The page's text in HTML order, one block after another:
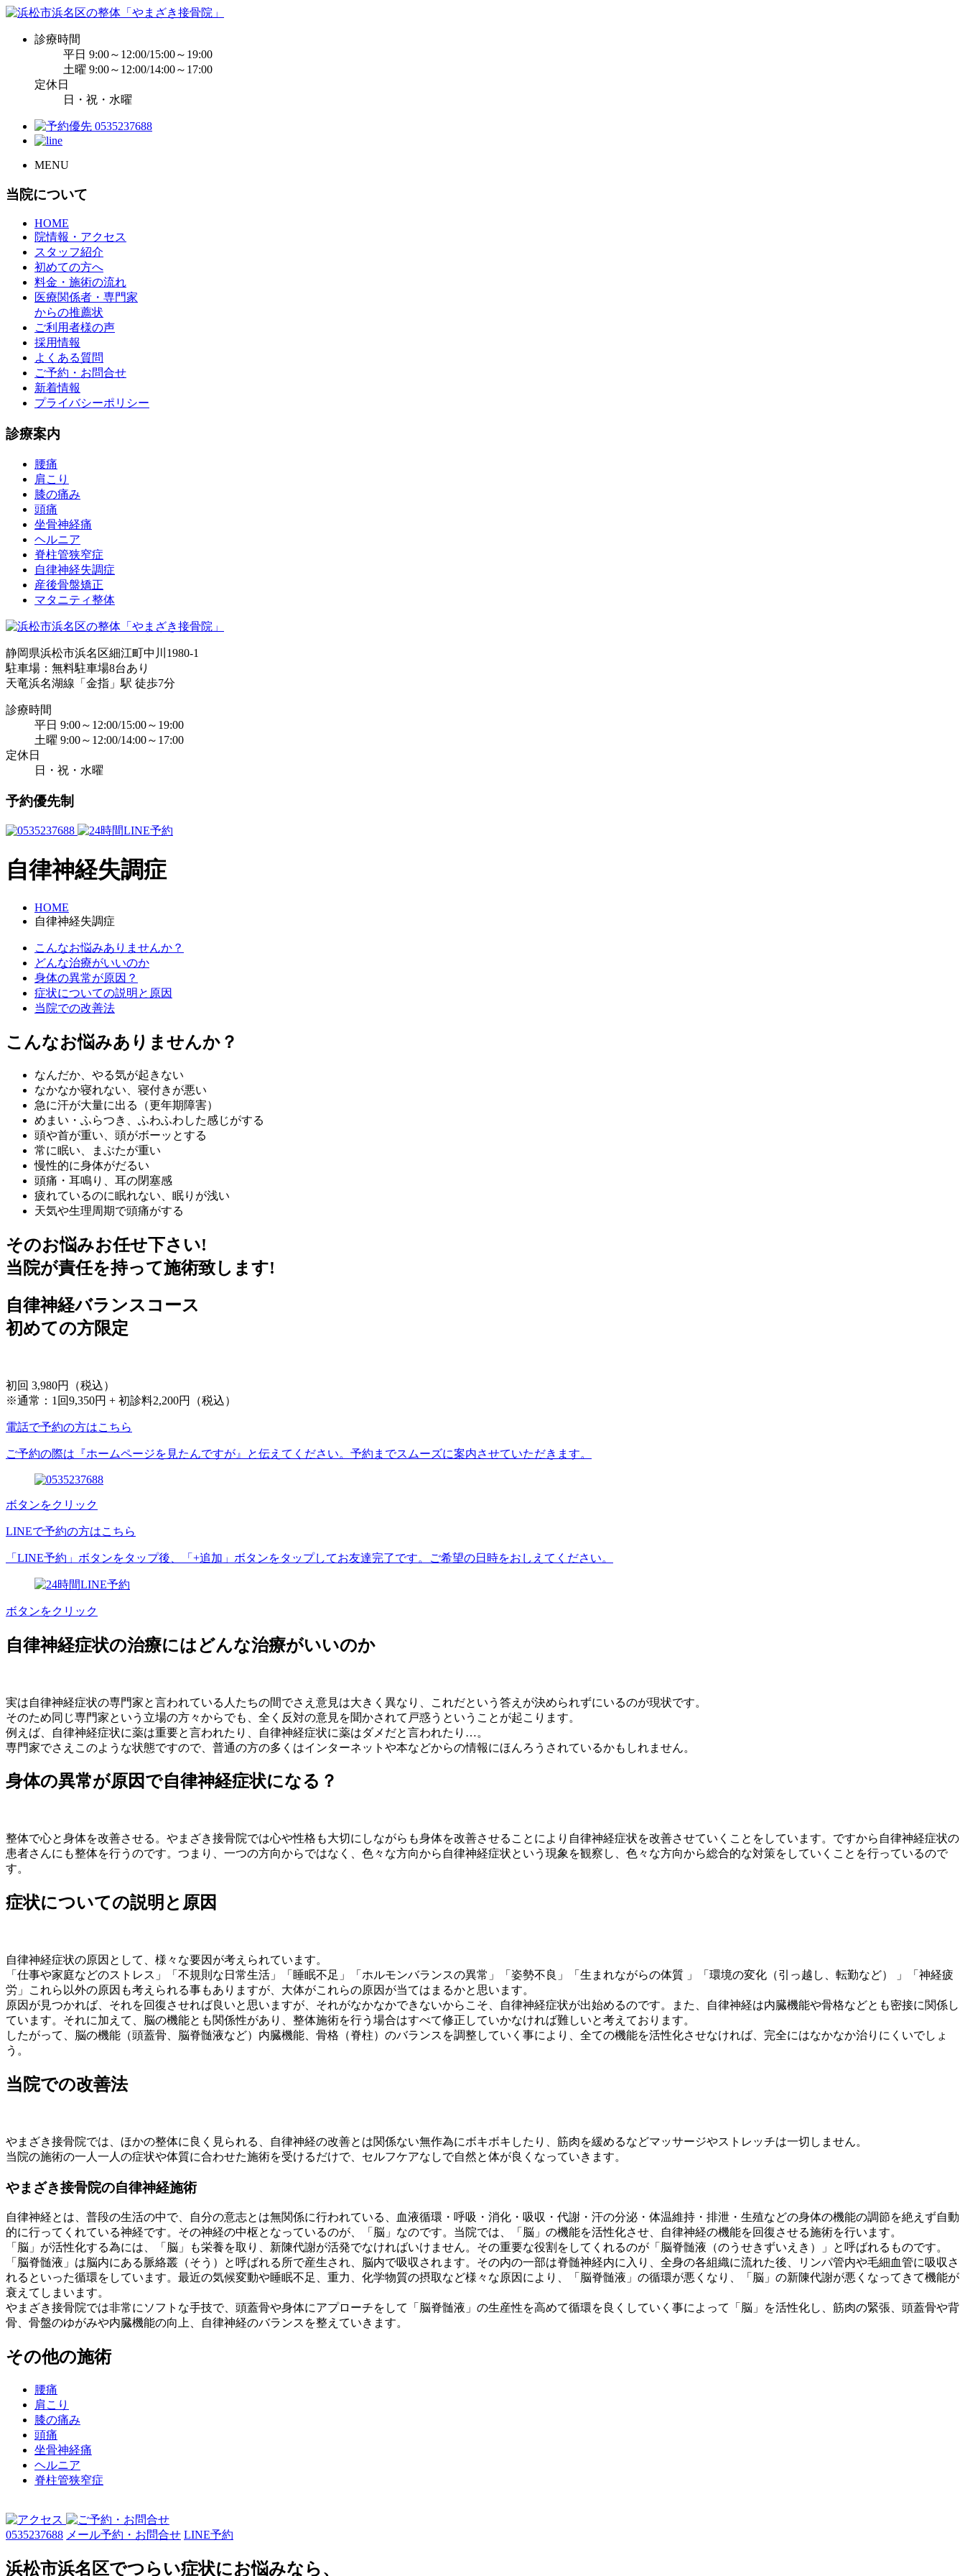
診療時間
平日 9:00～12:00/15:00～19:00
土曜 9:00～12:00/14:00～17:00
定休日
日・祝・水曜
MENU
当院について
HOME
院情報・アクセス
スタッフ紹介
初めての方へ
料金・施術の流れ
医療関係者・専門家
からの推薦状
ご利用者様の声
採用情報
よくある質問
ご予約・お問合せ
新着情報
プライバシーポリシー
診療案内
腰痛
肩こり
膝の痛み
頭痛
坐骨神経痛
ヘルニア
脊柱管狭窄症
自律神経失調症
産後骨盤矯正
マタニティ整体
静岡県浜松市浜名区細江町中川1980-1
駐車場：無料駐車場8台あり
天竜浜名湖線「金指」駅 徒歩7分
診療時間
平日 9:00～12:00/15:00～19:00
土曜 9:00～12:00/14:00～17:00
定休日
日・祝・水曜
予約優先制
自律神経失調症
HOME
自律神経失調症
こんなお悩みありませんか？
どんな治療がいいのか
身体の異常が原因？
症状についての説明と原因
当院での改善法
こんなお悩みありませんか？
なんだか、やる気が起きない
なかなか寝れない、寝付きが悪い
急に汗が大量に出る（更年期障害）
めまい・ふらつき、ふわふわした感じがする
頭や首が重い、頭がボーッとする
常に眠い、まぶたが重い
慢性的に身体がだるい
頭痛・耳鳴り、耳の閉塞感
疲れているのに眠れない、眠りが浅い
天気や生理周期で頭痛がする
そのお悩みお任せ下さい!
当院が責任を持って施術致します!
自律神経バランスコース
初めての方限定
初回 3,980円
（税込）
※通常：1回9,350円 + 初診料2,200円（税込）
電話で予約の方はこちら
ご予約の際は『ホームページを見たんですが』と伝えてください。予約までスムーズに案内させていただきます。
ボタンをクリック
LINEで予約の方はこちら
「LINE予約」ボタンをタップ後、「+追加」ボタンをタップしてお友達完了です。ご希望の日時をおしえてください。
ボタンをクリック
自律神経症状の治療にはどんな治療がいいのか
実は自律神経症状の専門家と言われている人たちの間でさえ意見は大きく異なり、これだという答えが決められずにいるのが現状です。
そのため同じ専門家という立場の方々からでも、全く反対の意見を聞かされて戸惑うということが起こります。
例えば、自律神経症状に薬は重要と言われたり、自律神経症状に薬はダメだと言われたり…。
専門家でさえこのような状態ですので、普通の方の多くはインターネットや本などからの情報にほんろうされているかもしれません。
身体の異常が原因で自律神経症状になる？
整体で心と身体を改善させる。やまざき接骨院では心や性格も大切にしながらも身体を改善させることにより自律神経症状を改善させていくことをしています。ですから自律神経症状の
患者さんにも整体を行うのです。つまり、一つの方向からではなく、色々な方向から自律神経症状という現象を観察し、色々な方向から総合的な対策をしていくことを行っているので
す。
症状についての説明と原因
自律神経症状の原因として、様々な要因が考えられています。
「仕事や家庭などのストレス」「不規則な日常生活」「睡眠不足」「ホルモンバランスの異常」「姿勢不良」「生まれながらの体質 」「環境の変化（引っ越し、転勤など） 」「神経疲
労」
これら以外の原因も考えられる事もありますが、大体がこれらの原因が当てはまるかと思います。
原因が見つかれば、それを回復させれば良いと思いますが、それがなかなかできないからこそ、自律神経症状が出始めるのです。また、自律神経は内臓機能や骨格などとも密接に関係し
ています。それに加えて、脳の機能とも関係性があり、整体施術を行う場合はすべて修正していかなければ難しいと考えております。
したがって、脳の機能（頭蓋骨、脳脊髄液など）内臓機能、骨格（脊柱）のバランスを調整していく事により、全ての機能を活性化させなければ、完全にはなかなか治りにくいでしょ
う。
当院での改善法
やまざき接骨院では、ほかの整体に良く見られる、自律神経の改善とは関係ない無作為にボキボキしたり、筋肉を緩めるなどマッサージやストレッチは一切しません。
当院の施術の一人一人の症状や体質に合わせた施術を受けるだけで、セルフケアなしで自然と体が良くなっていきます。
やまざき接骨院の自律神経施術
自律神経とは、普段の生活の中で、自分の意志とは無関係に行われている、血液循環・呼吸・消化・吸収・代謝・汗の分泌・体温維持・排泄・生殖などの身体の機能の調節を絶えず自動
的に行ってくれている神経です。その神経の中枢となっているのが、「脳」なのです。当院では、「脳」の機能を活性化させ、自律神経の機能を回復させる施術を行います。
「脳」が活性化する為には、「脳」も栄養を取り、新陳代謝が活発でなければいけません。その重要な役割をしてくれるのが「脳脊髄液（のうせきずいえき）」と呼ばれるものです。
「脳脊髄液」は脳内にある脈絡叢（そう）と呼ばれる所で産生され、脳内で吸収されます。その内の一部は脊髄神経内に入り、全身の各組織に流れた後、リンパ管内や毛細血管に吸収さ
れるといった循環をしています。最近の気候変動や睡眠不足、重力、化学物質の摂取など様々な原因により、「脳脊髄液」の循環が悪くなり、「脳」の新陳代謝が悪くなってきて機能が
衰えてしまいます。
やまざき接骨院では非常にソフトな手技で、頭蓋骨や身体にアプローチをして「脳脊髄液」の生産性を高めて循環を良くしていく事によって「脳」を活性化し、筋肉の緊張、頭蓋骨や背
骨、骨盤のゆがみや内臓機能の向上、自律神経のバランスを整えていきます。
その他の施術
腰痛
肩こり
膝の痛み
頭痛
坐骨神経痛
ヘルニア
脊柱管狭窄症
0535237688 メール予約・お問合せ LINE予約
浜松市浜名区でつらい症状にお悩みなら、